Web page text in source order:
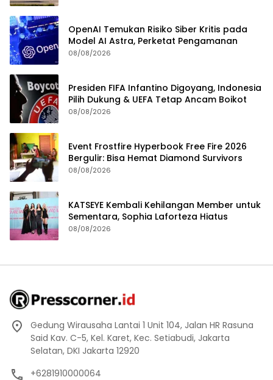
OpenAI Temukan Risiko Siber Kritis pada
Model AI Astra, Perketat Pengamanan
08/08/2026
Presiden FIFA Infantino Digoyang, Indonesia
Pilih Dukung & UEFA Tetap Ancam Boikot
08/08/2026
Event Frostfire Hyperbook Free Fire 2026
Bergulir: Bisa Hemat Diamond Survivors
08/08/2026
KATSEYE Kembali Kehilangan Member untuk
Sementara, Sophia Laforteza Hiatus
08/08/2026
Gedung Wirausaha Lantai 1 Unit 104, Jalan HR Rasuna
Said Kav. C-5, Kel. Karet, Kec. Setiabudi, Jakarta
Selatan, DKI Jakarta 12920
+6281910000064